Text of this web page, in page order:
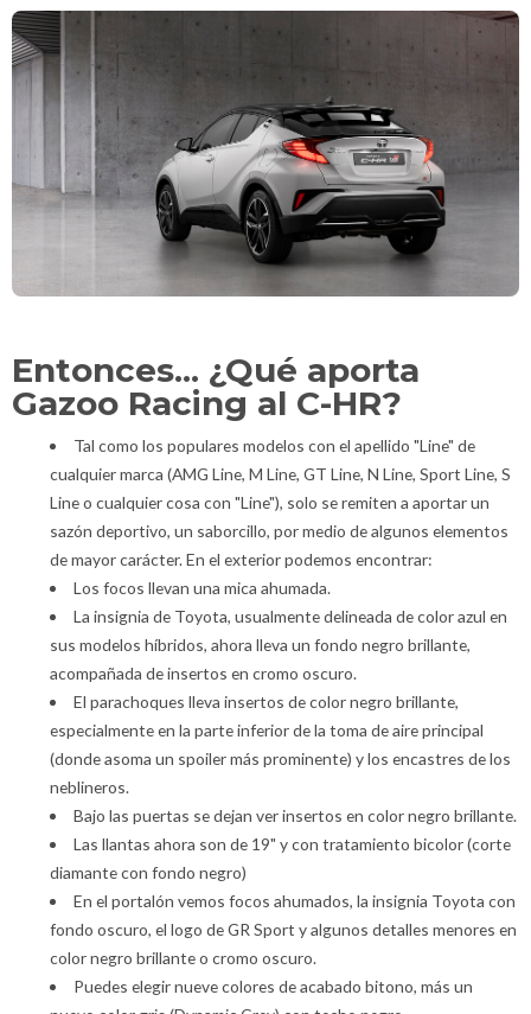
Entonces... ¿Qué aporta
Gazoo Racing al C-HR?
Tal como los populares modelos con el apellido "Line" de
cualquier marca (AMG Line, M Line, GT Line, N Line, Sport Line, S
Line o cualquier cosa con "Line"), solo se remiten a aportar un
sazón deportivo, un saborcillo, por medio de algunos elementos
de mayor carácter. En el exterior podemos encontrar:
Los focos llevan una mica ahumada.
La insignia de Toyota, usualmente delineada de color azul en
sus modelos híbridos, ahora lleva un fondo negro brillante,
acompañada de insertos en cromo oscuro.
El parachoques lleva insertos de color negro brillante,
especialmente en la parte inferior de la toma de aire principal
(donde asoma un spoiler más prominente) y los encastres de los
neblineros.
Bajo las puertas se dejan ver insertos en color negro brillante.
Las llantas ahora son de 19" y con tratamiento bicolor (corte
diamante con fondo negro)
En el portalón vemos focos ahumados, la insignia Toyota con
fondo oscuro, el logo de GR Sport y algunos detalles menores en
color negro brillante o cromo oscuro.
Puedes elegir nueve colores de acabado bitono, más un